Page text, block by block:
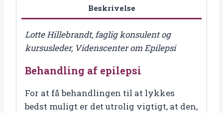
antal
Beskrivelse
Lotte Hillebrandt, faglig konsulent og
kursusleder, Videnscenter om Epilepsi
Behandling af epilepsi
For at få behandlingen til at lykkes
bedst muligt er det utrolig vigtigt, at den,